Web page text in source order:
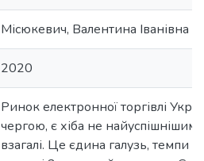
Місюкевич, Валентина Іванівна
2020
Ринок електронної торгівлі
чергою, є хіба не
взагалі. Це єдина галузь, темпи